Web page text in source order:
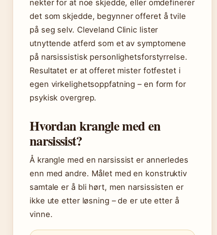
nekter for at noe skjedde, eller omdefinerer
det som skjedde, begynner offeret å tvile
på seg selv. Cleveland Clinic lister
utnyttende atferd som et av symptomene
på narsissistisk personlighetsforstyrrelse.
Resultatet er at offeret mister fotfestet i
egen virkelighetsoppfatning – en form for
psykisk overgrep.
Hvordan krangle med en
narsissist?
Å krangle med en narsissist er annerledes
enn med andre. Målet med en konstruktiv
samtale er å bli hørt, men narsissisten er
ikke ute etter løsning – de er ute etter å
vinne.